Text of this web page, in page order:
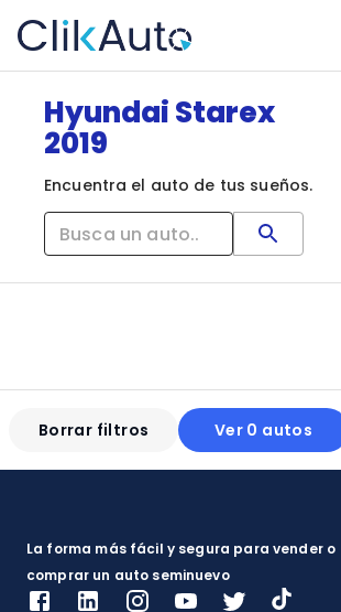
Hyundai Starex
2019
Encuentra el auto de tus sueños.
Borrar filtros Ver 0 autos
La forma más fácil y segura para vender o
comprar un auto seminuevo